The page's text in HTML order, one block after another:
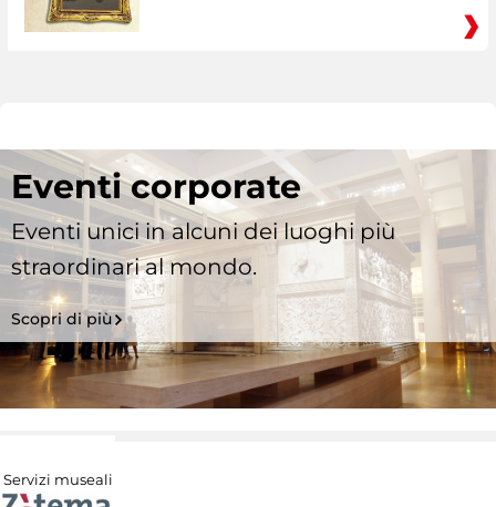
Eventi corporate
Eventi unici in alcuni dei luoghi più
straordinari al mondo.
Scopri di più
Servizi museali